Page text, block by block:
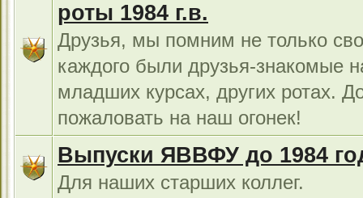
роты 1984 г.в.
Друзья, мы помним не только
каждого были друзья-знакомые
младших курсах, других ротах.
пожаловать на наш огонек!
Выпуски ЯВВФУ до 1984
Для наших старших коллег.